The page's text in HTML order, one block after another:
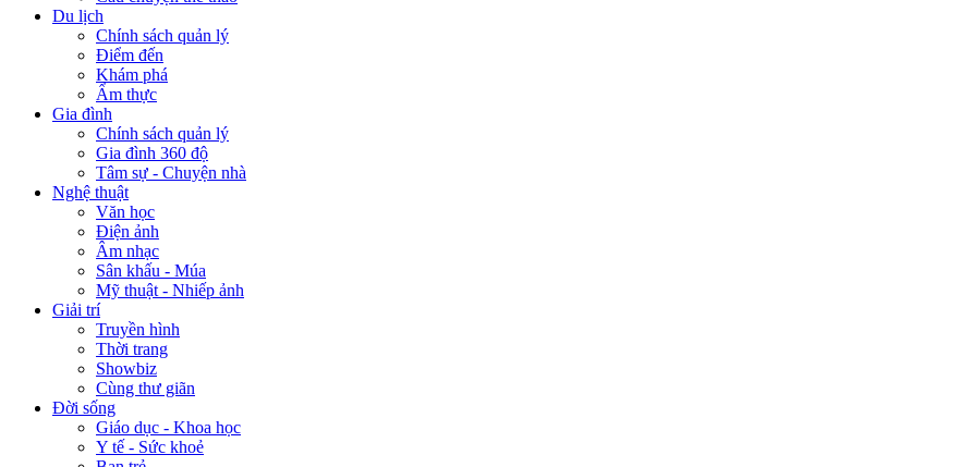
Du lịch
Chính sách quản lý
Điểm đến
Khám phá
Ẩm thực
Gia đình
Chính sách quản lý
Gia đình 360 độ
Tâm sự - Chuyện nhà
Nghệ thuật
Văn học
Điện ảnh
Âm nhạc
Sân khấu - Múa
Mỹ thuật - Nhiếp ảnh
Giải trí
Truyền hình
Thời trang
Showbiz
Cùng thư giãn
Đời sống
Giáo dục - Khoa học
Y tế - Sức khoẻ